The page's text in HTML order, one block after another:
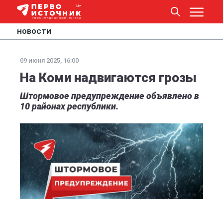
НОВОСТИ
09 июня 2025, 16:00
На Коми надвигаются грозы
Штормовое предупреждение объявлено в
10 районах республики.